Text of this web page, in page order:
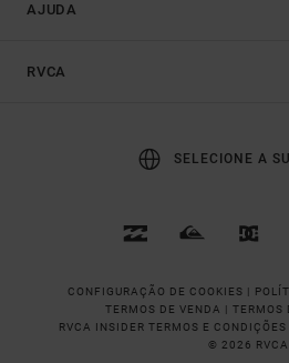
AJUDA
RVCA
SELECIONE A
CONFIGURAÇÃO DE COOKIES |
TERMOS DE VENDA | TERMOS
RVCA INSIDER TERMOS E CONDIÇÕES
© 2026 RVCA